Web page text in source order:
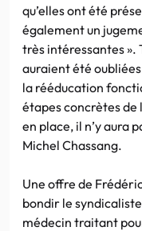
qu’elles ont été
également un
très intéressantes ».
auraient été
la rééducation
étapes concrètes de
en place, il n’y aura
Michel Chassang.
Une offre de
bondir le
médecin traitant